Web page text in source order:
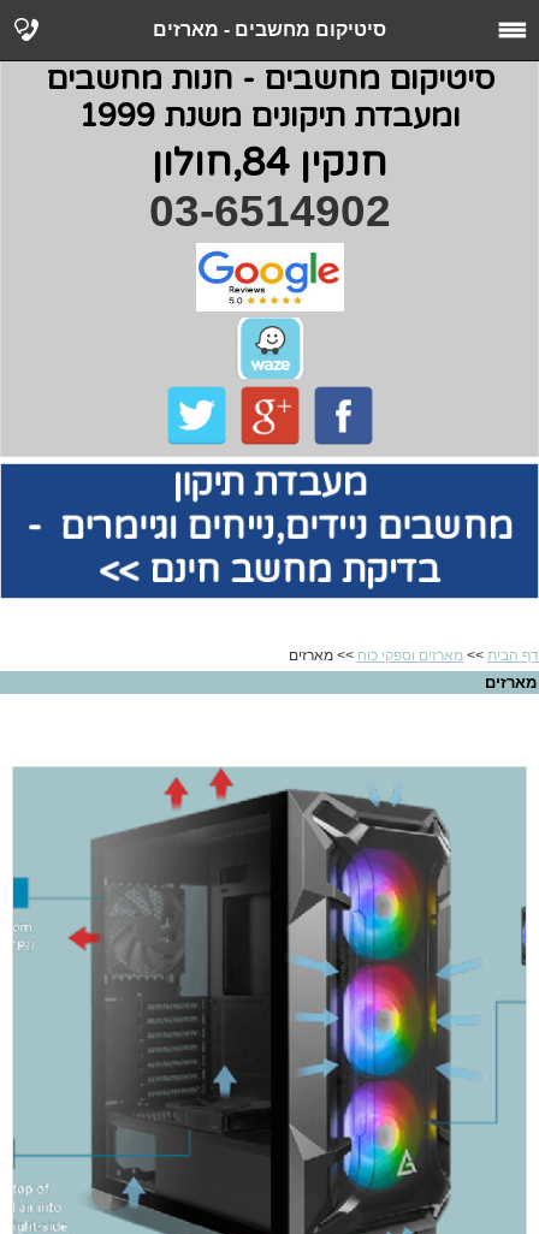
סיטיקום מחשבים - מארזים
סיטיקום מחשבים - חנות מחשבים
ומעבדת תיקונים משנת 1999
חנקין 84,חולון
03-6514902
מעבדת תיקון
מחשביםניידים,נייחים וגיימרים -
בדיקת מחשב חינם >>
דף הבית >> מארזים וספקי כוח >> מארזים
מארזים